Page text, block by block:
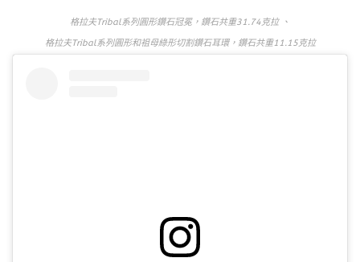
格拉夫Tribal系列圓形鑽石冠冕，鑽⽯共重31.74克拉 、
格拉夫Tribal系列圓形和祖母綠形切割鑽⽯⽿環，鑽⽯共重11.15克拉